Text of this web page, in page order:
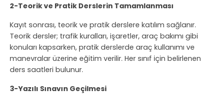
2-Teorik ve Pratik Derslerin Tamamlanması
Kayıt sonrası, teorik ve pratik derslere katılım sağlanır.
Teorik dersler; trafik kuralları, işaretler, araç bakımı gibi
konuları kapsarken, pratik derslerde araç kullanımı ve
manevralar üzerine eğitim verilir. Her sınıf için belirlenen
ders saatleri bulunur.
3-Yazılı Sınavın Geçilmesi